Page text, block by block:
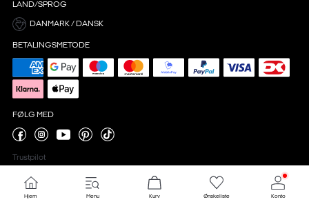
LAND/SPROG
DANMARK / DANSK
BETALINGSMETODE
FØLG MED
Trustpilot
Cookieindstillinger
Hjem Menu Kurv Ønskeliste Konto